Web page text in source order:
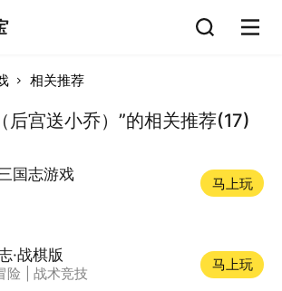
相关推荐
后宫送小乔）”的相关推荐(17)
国志游戏
马上玩
·战棋版
险 战术竞技
马上玩